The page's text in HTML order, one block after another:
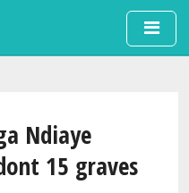
au contenu principal
Ndiaye
15 graves